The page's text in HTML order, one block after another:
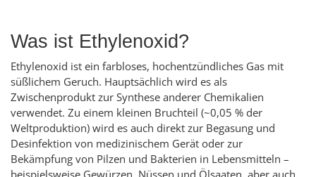
Was ist Ethylenoxid?
Ethylenoxid ist ein farbloses, hochentzündliches Gas mit
süßlichem Geruch. Hauptsächlich wird es als
Zwischenprodukt zur Synthese anderer Chemikalien
verwendet. Zu einem kleinen Bruchteil (~0,05 % der
Weltproduktion) wird es auch direkt zur Begasung und
Desinfektion von medizinischem Gerät oder zur
Bekämpfung von Pilzen und Bakterien in Lebensmitteln –
beispielsweise Gewürzen, Nüssen und Ölsaaten, aber auch